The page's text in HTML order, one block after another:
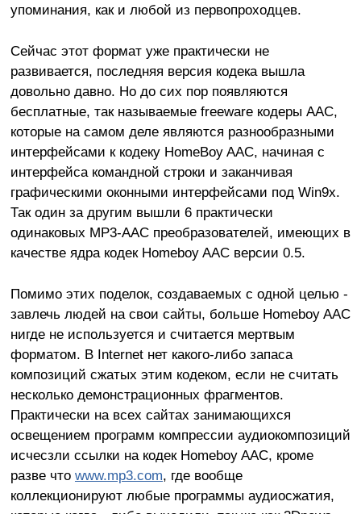
упоминания, как и любой из первопроходцев.
Сейчас этот формат уже практически не
развивается, последняя версия кодека вышла
довольно давно. Но до сих пор появляются
бесплатные, так называемые freeware кодеры AAC,
которые на самом деле являются разнообразными
интерфейсами к кодеку HomeBoy AAC, начиная с
интерфейса командной строки и заканчивая
графическими оконными интерфейсами под Win9x.
Так один за другим вышли 6 практически
одинаковых MP3-AAC преобразователей, имеющих в
качестве ядра кодек Homeboy AAC версии 0.5.
Помимо этих поделок, создаваемых с одной целью -
завлечь людей на свои сайты, больше Homeboy AAC
нигде не используется и считается мертвым
форматом. В Internet нет какого-либо запаса
композиций сжатых этим кодеком, если не считать
несколько демонстрационных фрагментов.
Практически на всех сайтах занимающихся
освещением программ компрессии аудиокомпозиций
исчесзли ссылки на кодек Homeboy AAC, кроме
разве что www.mp3.com, где вообще
коллекционируют любые программы аудиосжатия,